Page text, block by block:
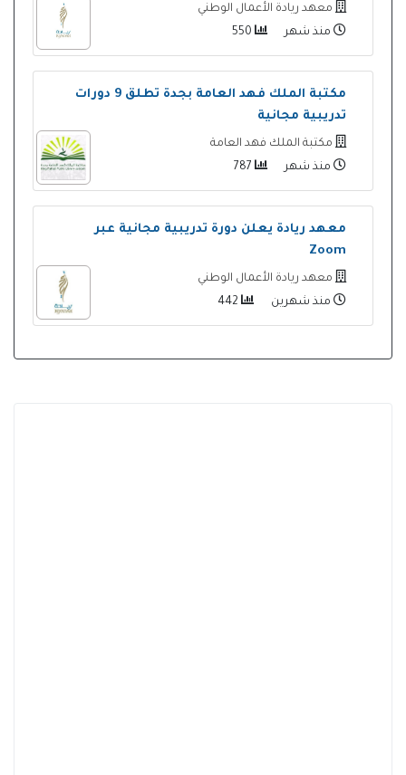
معهد ريادة الأعمال الوطني
منذ شهر
مكتبة الملك فهد العامة بجدة تطلق 9 دورات
تدريبية مجانية
مكتبة الملك فهد العامة
منذ شهر
معهد ريادة يعلن دورة تدريبية مجانية عبر
Zoom
معهد ريادة الأعمال الوطني
منذ شهرين